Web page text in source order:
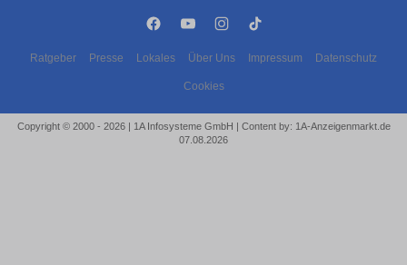
Ratgeber Presse Lokales Über Uns Impressum Datenschutz
Cookies
Copyright © 2000 - 2026 | 1A Infosysteme GmbH | Content by: 1A-Anzeigenmarkt.de
07.08.2026